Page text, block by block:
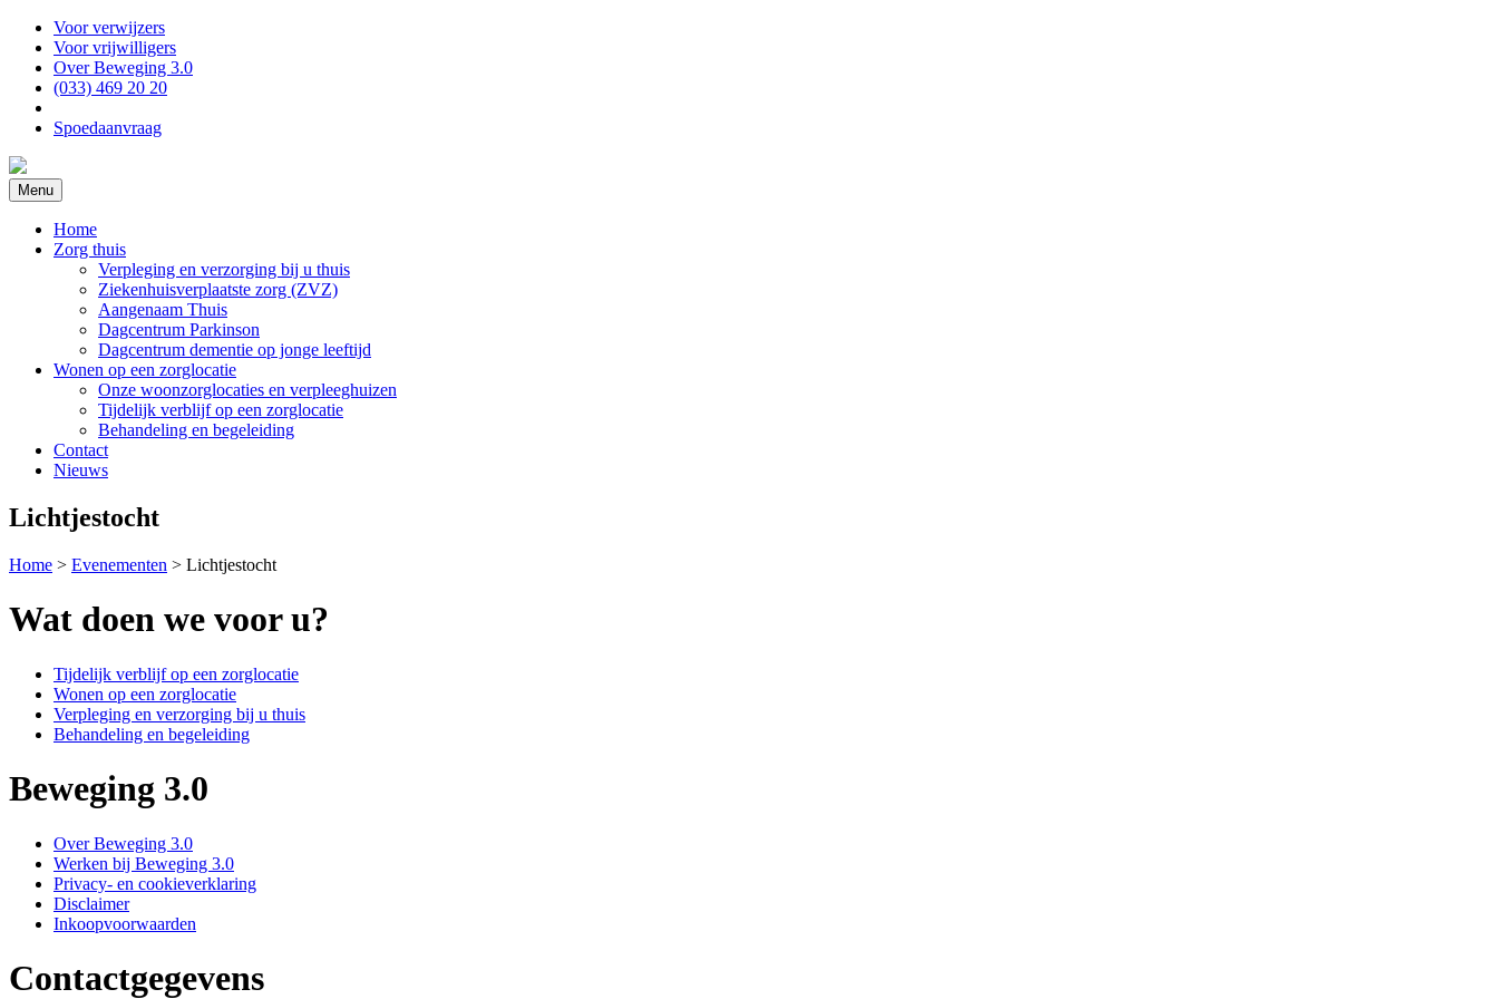
Voor verwijzers
Voor vrijwilligers
Over Beweging 3.0
(033) 469 20 20
Spoedaanvraag
Menu
Home
Zorg thuis
Verpleging en verzorging bij u thuis
Ziekenhuisverplaatste zorg (ZVZ)
Aangenaam Thuis
Dagcentrum Parkinson
Dagcentrum dementie op jonge leeftijd
Wonen op een zorglocatie
Onze woonzorglocaties en verpleeghuizen
Tijdelijk verblijf op een zorglocatie
Behandeling en begeleiding
Contact
Nieuws
Lichtjestocht
Home > Evenementen > Lichtjestocht
Wat doen we voor u?
Tijdelijk verblijf op een zorglocatie
Wonen op een zorglocatie
Verpleging en verzorging bij u thuis
Behandeling en begeleiding
Beweging 3.0
Over Beweging 3.0
Werken bij Beweging 3.0
Privacy- en cookieverklaring
Disclaimer
Inkoopvoorwaarden
Contactgegevens